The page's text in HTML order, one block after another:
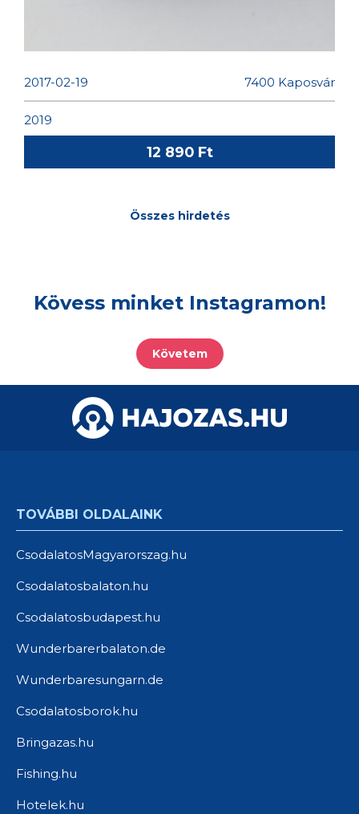
2017-02-19 7400 Kaposvár
2019
12 890 Ft
Összes hirdetés
Kövess minket Instagramon!
Követem
TOVÁBBI OLDALAINK
CsodalatosMagyarorszag.hu
Csodalatosbalaton.hu
Csodalatosbudapest.hu
Wunderbarerbalaton.de
Wunderbaresungarn.de
Csodalatosborok.hu
Bringazas.hu
Fishing.hu
Hotelek.hu